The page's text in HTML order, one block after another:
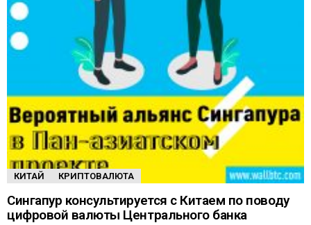
КИТАЙ КРИПТОВАЛЮТА
Сингапур консультируется с Китаем по поводу
цифровой валюты Центрального банка